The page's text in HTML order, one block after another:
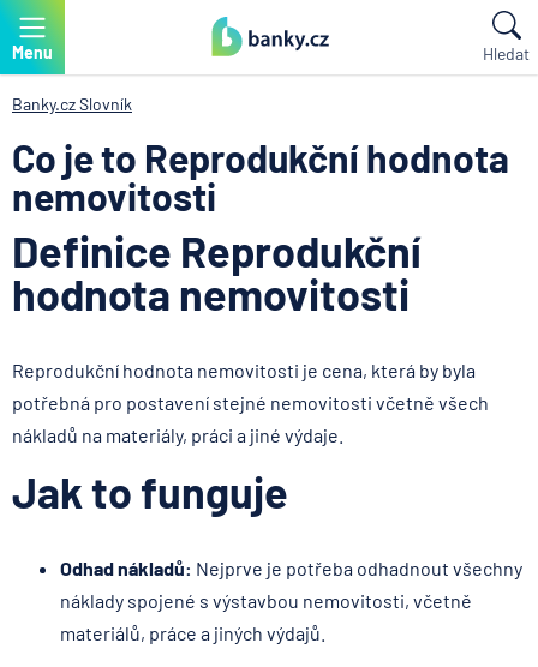
Menu Hledat
Banky.czSlovník
Co je to Reprodukční hodnota
nemovitosti
Definice Reprodukční
hodnota nemovitosti
Reprodukční hodnota nemovitosti je cena, která by byla
potřebná pro postavení stejné nemovitosti včetně všech
nákladů na materiály, práci a jiné výdaje.
Jak to funguje
Odhad nákladů: Nejprve je potřeba odhadnout všechny
náklady spojené s výstavbou nemovitosti, včetně
materiálů, práce a jiných výdajů.